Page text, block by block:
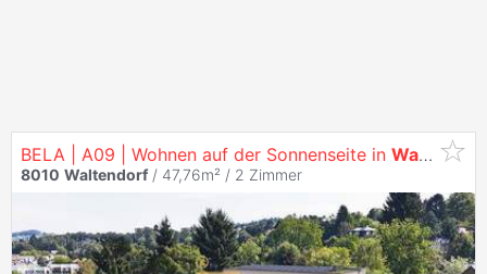
BELA | A09 | Wohnen auf der Sonnenseite in Waltendorf
8010 Waltendorf / 47,76m² / 2 Zimmer